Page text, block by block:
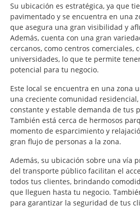
Su ubicación es estratégica, ya que
pavimentado y se encuentra en una
que asegura una gran visibilidad y
Además, cuenta con una gran
cercanos, como centros comerciales,
universidades, lo que te permite
potencial para tu negocio.
Este local se encuentra en una zona
una creciente comunidad
constante y estable demanda de tus
También está cerca de hermosos
momento de esparcimiento y
gran flujo de personas a la zona.
Además, su ubicación sobre una vía
del transporte público facilitan el
todos tus clientes, brindando
que lleguen hasta tu negocio.
para garantizar la seguridad de tus